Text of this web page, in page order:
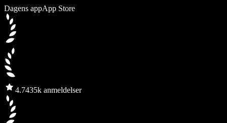
Dagens appApp Store
4.7435k anmeldelser